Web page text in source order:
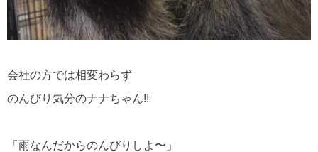
会社の方では相変わらず
のんびり気分のナナちゃん!!
「雨なんだからのんびりしよ〜」